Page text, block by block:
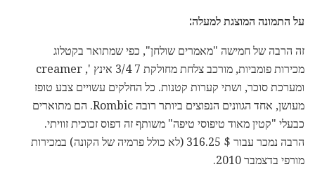
על התמונה המוצגת למעלה:
זה הרבה של חמישה "מאמרים שולחן", כפי שמתואר בקטלוג
מכירות פומביות, מורכב צלחת מחולקת 7 3/4 אינץ ', creamer
ומערכת סוכר, ושתי קערות קטנות. כל החלקים עשויים צבע טופז
מעושן, אחד הגוונים הנפוצים ביותר רובה Rombic. הם מתוארים
כבעלי "קטין מאוד טיפוסי טיפה" משותף זה דפוס זכוכית זוויתי.
הרבה נמכר עבור $ 316.25 (לא כולל פרמיה של הקונה) במכירות
מורפי בדצמבר 2010.